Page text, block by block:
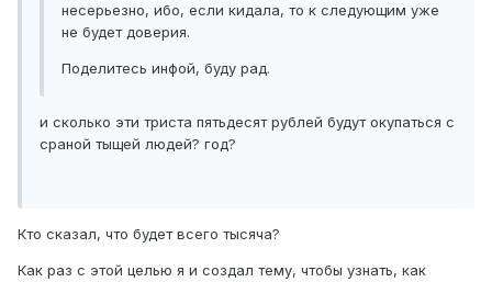
несерьезно, ибо, если кидала, то к следующим уже
не будет доверия.
Поделитесь инфой, буду рад.
и сколько эти триста пятьдесят рублей будут окупаться с
сраной тыщей людей? год?
Кто сказал, что будет всего тысяча?
Как раз с этой целью я и создал тему, чтобы узнать, как